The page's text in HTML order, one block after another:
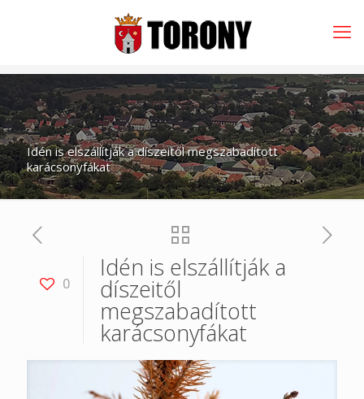
Idén is elszállítják a díszeitől megszabadított
karácsonyfákat
0
Idén is elszállítják a
díszeitől
megszabadított
karácsonyfákat